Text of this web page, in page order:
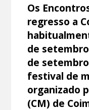
Os
regresso a
de
de
festival de
organizado
(CM) de